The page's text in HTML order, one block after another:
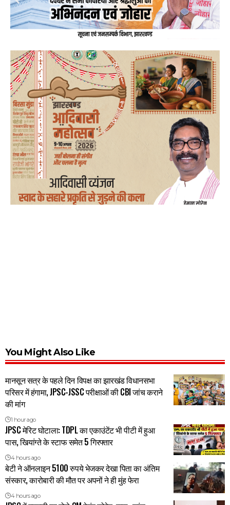
You Might Also Like
मानसून सत्र के पहले दिन विपक्ष का झारखंड विधानसभा
परिसर में हंगामा, JPSC-JSSC परीक्षाओं की CBI जांच कराने
की मांग
1 hour ago
JPSC मेरिट घोटाला: TDPL का एकाउंटेंट भी पीटी में हुआ
पास, खियांग्ते के स्टाफ समेत 5 गिरफ्तार
4 hours ago
बेटी ने ऑनलाइन 5100 रुपये भेजकर देखा पिता का अंतिम
संस्कार, कारोबारी की मौत पर अपनों ने ही मुंह फेरा
4 hours ago